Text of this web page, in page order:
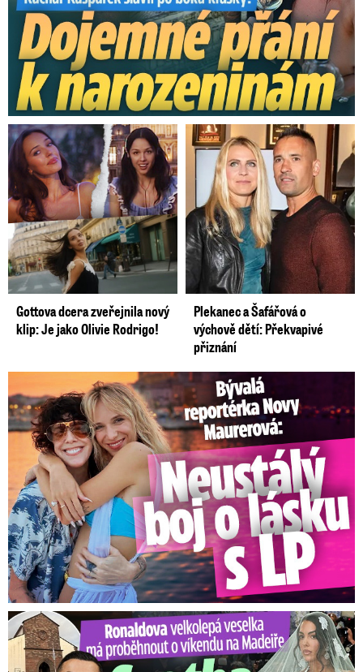
Gottova dcera zveřejnila nový
klip: Je jako Olivie Rodrigo!
Plekanec a Šafářová o
výchově dětí: Překvapivé
přiznání
Bývalá reportérka Novy Maurerová: Neustálý boj o lásku s ...
Ronaldova velkolepá veselka na Madeiře: Svatba plná zákazů!